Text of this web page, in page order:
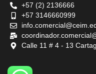
+57 (2) 2136666
+57 3146660999
Calle 11 # 4 - 13